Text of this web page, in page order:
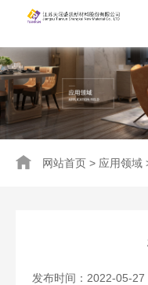
网站首页 > 应用领域
发布时间：2022-05-